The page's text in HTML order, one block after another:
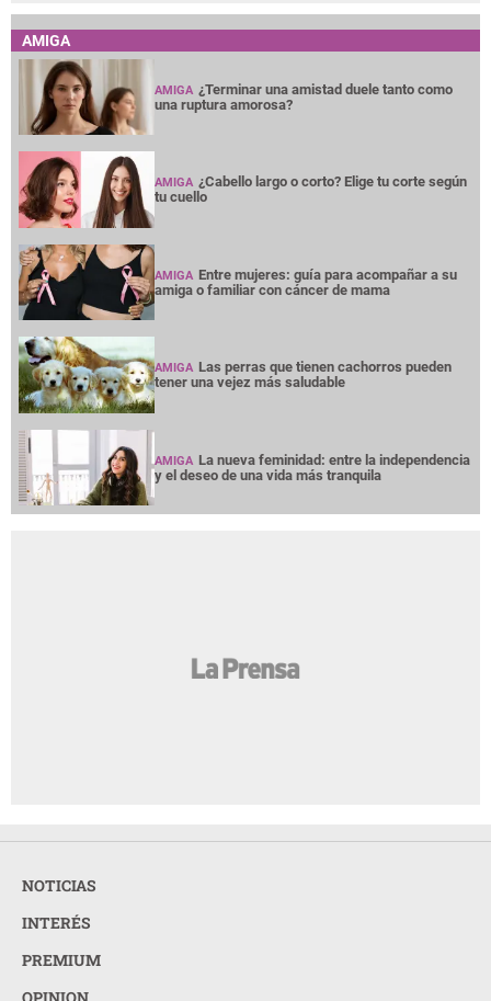
AMIGA
AMIGA ¿Terminar una amistad duele tanto como
una ruptura amorosa?
AMIGA ¿Cabello largo o corto? Elige tu corte según
tu cuello
AMIGA Entre mujeres: guía para acompañar a su
amiga o familiar con cáncer de mama
AMIGA Las perras que tienen cachorros pueden
tener una vejez más saludable
AMIGA La nueva feminidad: entre la independencia
y el deseo de una vida más tranquila
NOTICIAS
INTERÉS
PREMIUM